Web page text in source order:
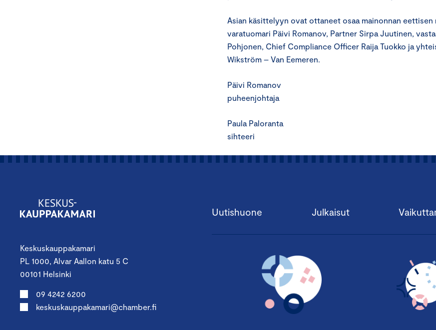
Asian käsittelyyn ovat ottaneet osaa mainonnan
varatuomari Päivi Romanov, Partner Sirpa Juutinen,
Pohjonen, Chief Compliance Officer Raija Tuokko ja
Wikström – Van Eemeren.
Päivi Romanov
puheenjohtaja
Paula Paloranta
sihteeri
Keskuskauppakamari
PL 1000, Alvar Aallon katu 5 C
00101 Helsinki
09 4242 6200
keskuskauppakamari@chamber.fi
Uutishuone Julkaisut